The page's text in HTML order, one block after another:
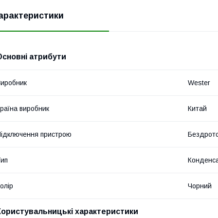
атрибути
Wester
виробник Китай
пристрою
Чорний
характеристики